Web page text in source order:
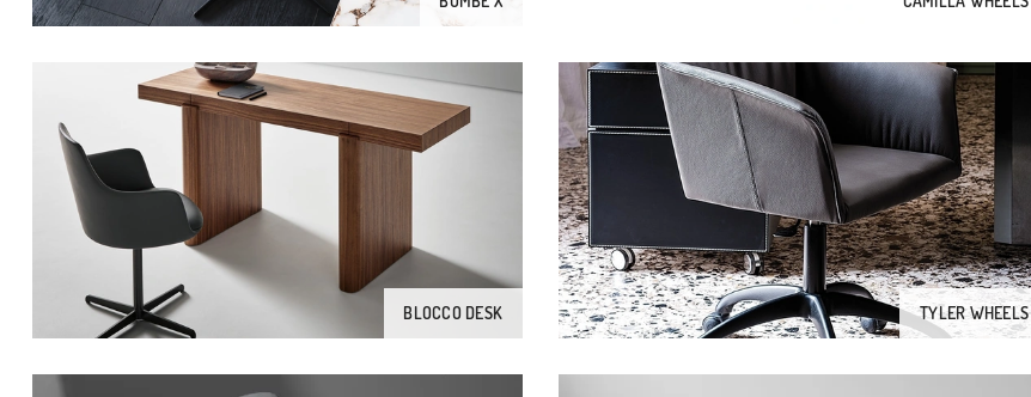
BLOCCO DESK TYLER WHEELS